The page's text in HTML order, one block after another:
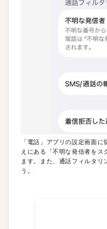
「電話」アプリの設定画面
えにある「不明な発信者を
ます。また、通話フィルタリ
う。